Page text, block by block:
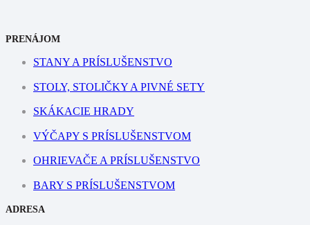
PRENÁJOM
STANY A PRÍSLUŠENSTVO
STOLY, STOLIČKY A PIVNÉ SETY
SKÁKACIE HRADY
VÝČAPY S PRÍSLUŠENSTVOM
OHRIEVAČE A PRÍSLUŠENSTVO
BARY S PRÍSLUŠENSTVOM
ADRESA